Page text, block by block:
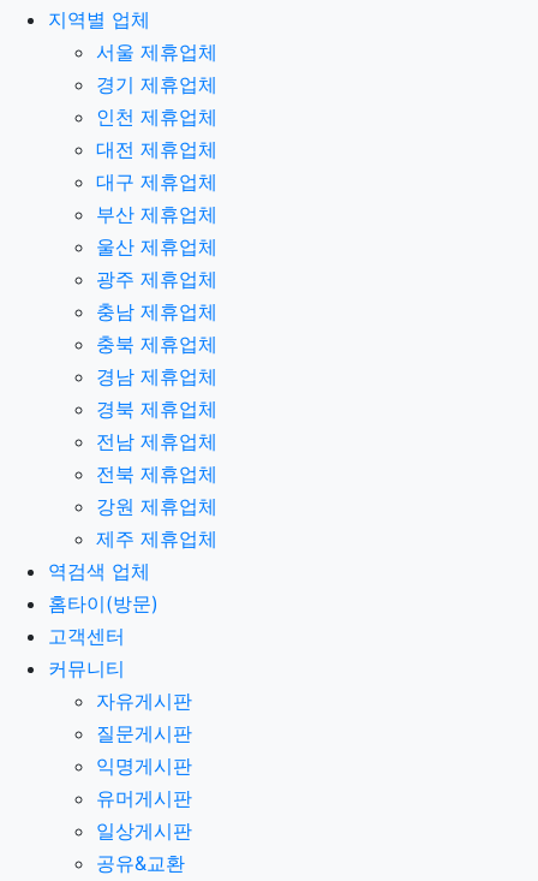
지역별 업체
서울 제휴업체
경기 제휴업체
인천 제휴업체
대전 제휴업체
대구 제휴업체
부산 제휴업체
울산 제휴업체
광주 제휴업체
충남 제휴업체
충북 제휴업체
경남 제휴업체
경북 제휴업체
전남 제휴업체
전북 제휴업체
강원 제휴업체
제주 제휴업체
역검색 업체
홈타이(방문)
고객센터
커뮤니티
자유게시판
질문게시판
익명게시판
유머게시판
일상게시판
공유&교환